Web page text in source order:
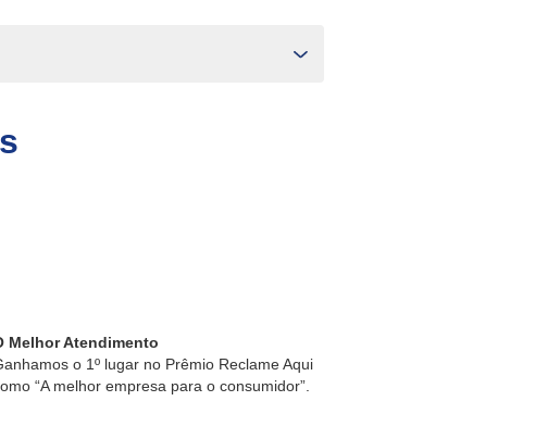
Melhor Atendimento
o 1º lugar no Prêmio Reclame Aqui
“A melhor empresa para o consumidor”.